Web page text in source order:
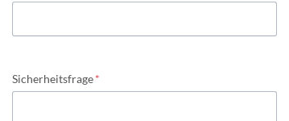
Pflichtfeld
Sicherheitsfrage*